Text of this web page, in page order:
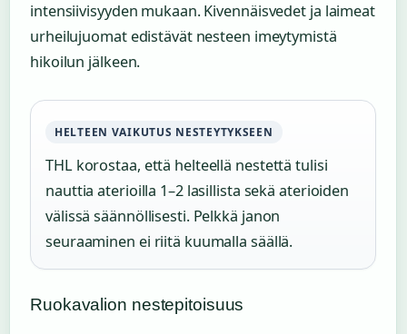
intensiivisyyden mukaan. Kivennäisvedet ja laimeat
urheilujuomat edistävät nesteen imeytymistä
hikoilun jälkeen.
HELTEEN VAIKUTUS NESTEYTYKSEEN
THL korostaa, että helteellä nestettä tulisi
nauttia aterioilla 1–2 lasillista sekä aterioiden
välissä säännöllisesti. Pelkkä janon
seuraaminen ei riitä kuumalla säällä.
Ruokavalion nestepitoisuus